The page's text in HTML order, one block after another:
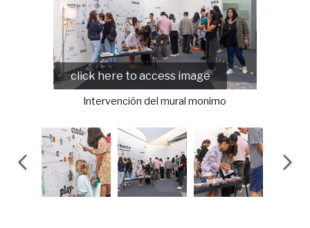
click here to access image
Intervención del mural monimo